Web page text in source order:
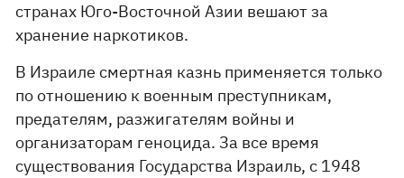
странах Юго-Восточной Азии вешают за
хранение наркотиков.
В Израиле смертная казнь применяется только
по отношению к военным преступникам,
предателям, разжигателям войны и
организаторам геноцида. За все время
существования Государства Израиль, с 1948